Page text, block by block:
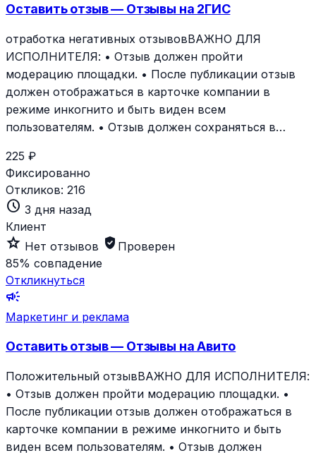
Оставить отзыв — Отзывы на 2ГИС
отработка негативных отзывовВАЖНО ДЛЯ
ИСПОЛНИТЕЛЯ: • Отзыв должен пройти
модерацию площадки. • После публикации отзыв
должен отображаться в карточке компании в
режиме инкогнито и быть виден всем
пользователям. • Отзыв должен сохраняться в…
225 ₽
Фиксированно
Откликов: 216
schedule 3 дня назад
Клиент
star_outline Нет отзывов verified_user Проверен
85% совпадение
Откликнуться
campaign
Маркетинг и реклама
Оставить отзыв — Отзывы на Авито
Положительный отзывВАЖНО ДЛЯ ИСПОЛНИТЕЛЯ:
• Отзыв должен пройти модерацию площадки. •
После публикации отзыв должен отображаться в
карточке компании в режиме инкогнито и быть
виден всем пользователям. • Отзыв должен